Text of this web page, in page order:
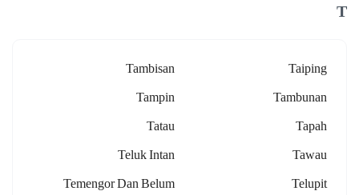
T
Taiping
Tambisan
Tambunan
Tampin
Tapah
Tatau
Tawau
Teluk Intan
Telupit
Temengor Dan Belum